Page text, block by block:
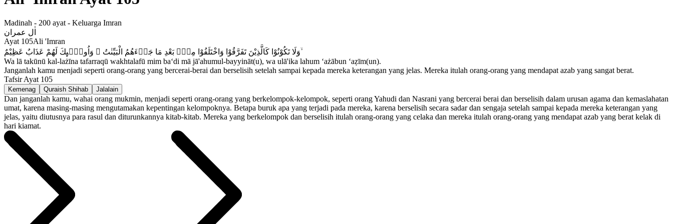
Madinah - 200 ayat - Keluarga Imran
اٰل عمران
Ayat 105Ali 'Imran
وَلَا تَكُوْنُوْا كَالَّذِيْنَ تَفَرَّقُوْا وَاخْتَلَفُوْا مِنْۢ بَعْدِ مَا جَاۤءَهُمُ الْبَيِّنٰتُ ۗ وَاُولٰۤىِٕكَ لَهُمْ عَذَابٌ عَظِيْمٌ ۙ
Wa lā takūnū kal-lażīna tafarraqū wakhtalafū mim ba‘di mā jā'ahumul-bayyināt(u), wa ulā'ika lahum ‘ażābun ‘aẓīm(un).
Janganlah kamu menjadi seperti orang-orang yang bercerai-berai dan berselisih setelah sampai kepada mereka keterangan yang jelas. Mereka itulah orang-orang yang mendapat azab yang sangat berat.
Tafsir Ayat 105
Kemenag Quraish Shihab Jalalain
Dan janganlah kamu, wahai orang mukmin, menjadi seperti orang-orang yang berkelompok-kelompok, seperti orang Yahudi dan Nasrani yang bercerai berai dan berselisih dalam urusan agama dan kemaslahatan
umat, karena masing-masing mengutamakan kepentingan kelompoknya. Betapa buruk apa yang terjadi pada mereka, karena berselisih secara sadar dan sengaja setelah sampai kepada mereka keterangan yang
jelas, yaitu diutusnya para rasul dan diturunkannya kitab-kitab. Mereka yang berkelompok dan berselisih itulah orang-orang yang celaka dan mereka itulah orang-orang yang mendapat azab yang berat kelak di
hari kiamat.